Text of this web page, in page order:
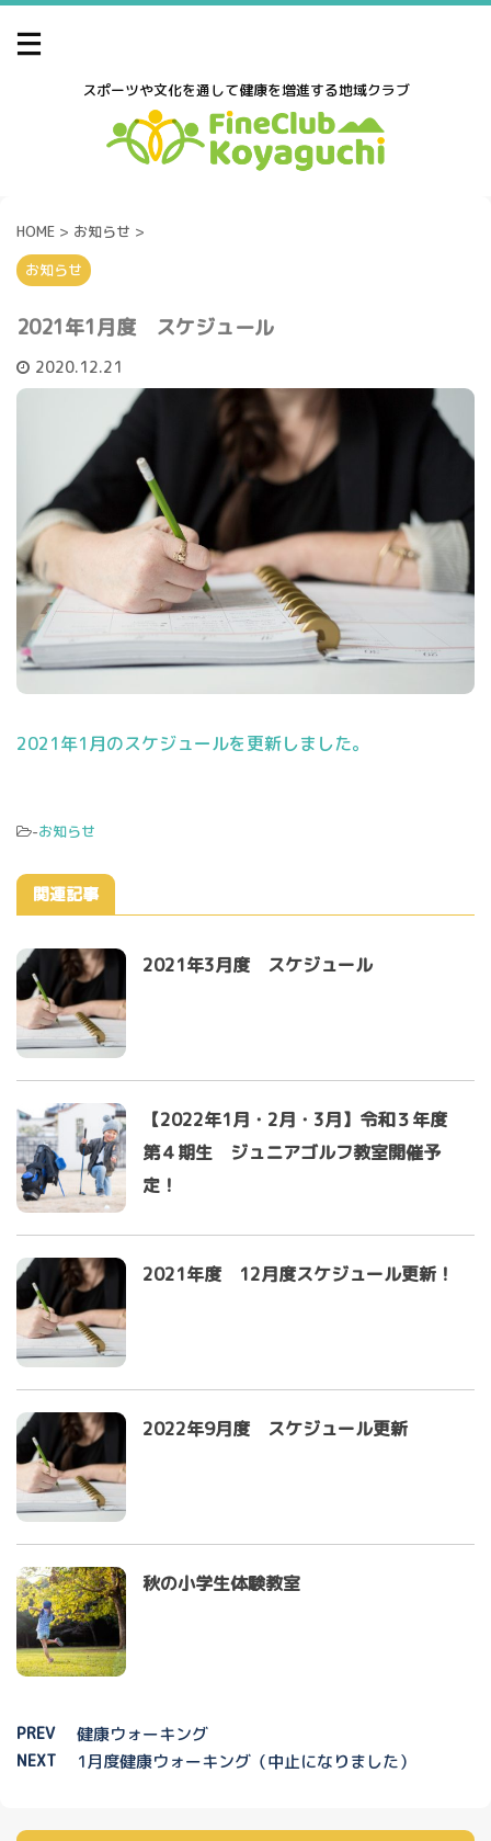
スポーツや文化を通して健康を増進する地域クラブ
HOME > お知らせ >
お知らせ
2021年1月度 スケジュール
2020.12.21
2021年1月のスケジュールを更新しました。
-お知らせ
関連記事
2021年3月度 スケジュール
【2022年1月・2月・3月】令和３年度
第４期生 ジュニアゴルフ教室開催予
定！
2021年度 12月度スケジュール更新！
2022年9月度 スケジュール更新
秋の小学生体験教室
PREV 健康ウォーキング
NEXT 1月度健康ウォーキング（中止になりました）